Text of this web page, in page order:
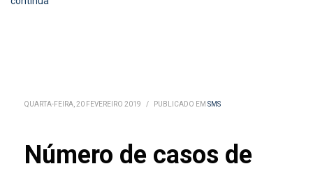
QUARTA-FEIRA, 20 FEVEREIRO 2019 / PUBLICADO EM SMS
Número de casos de